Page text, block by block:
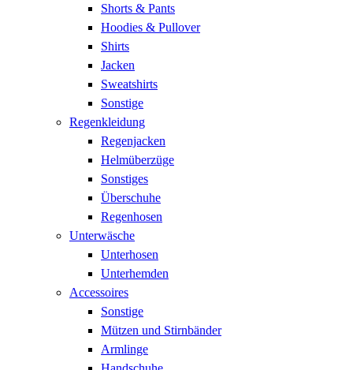
Shorts & Pants
Hoodies & Pullover
Shirts
Jacken
Sweatshirts
Sonstige
Regenkleidung
Regenjacken
Helmüberzüge
Sonstiges
Überschuhe
Regenhosen
Unterwäsche
Unterhosen
Unterhemden
Accessoires
Sonstige
Mützen und Stirnbänder
Armlinge